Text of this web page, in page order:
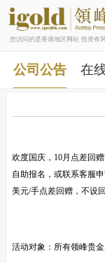
您访问的是香港地区网站 投资有
公司公告 在
欢度国庆， 10月点差回
自助报名，或联系客服
美元/手点差回赠，不设
活动对象：所有领峰贵